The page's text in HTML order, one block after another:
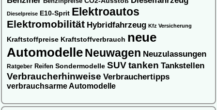
Dieselpreise E10-Sprit Elektroautos
Elektromobilität Hybridfahrzeug Kfz Versicherung
Kraftstoffpreise Kraftstoffverbrauch neue
AutomodelleNeuwagen Neuzulassungen
Ratgeber Reifen Sondermodelle SUVtanken Tankstellen
Verbraucherhinweise Verbrauchertipps
verbrauchsarme Automodelle